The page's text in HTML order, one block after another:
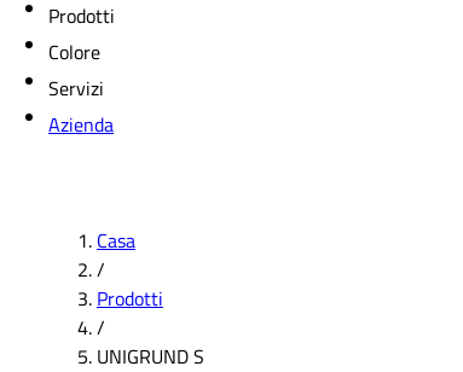
Prodotti
Colore
Servizi
Azienda
Casa
/
Prodotti
/
UNIGRUND S